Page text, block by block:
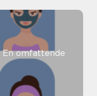
En omfattende